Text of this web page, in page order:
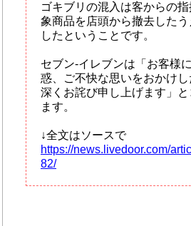
ゴキブリの混入は客からの
象商品を店頭から撤去した
したということです。
セブン‐イレブンは「お客様
惑、ご不快な思いをおかけし
深くお詫び申し上げます」
ます。
↓全文はソースで
https://news.livedoor.com/
82/